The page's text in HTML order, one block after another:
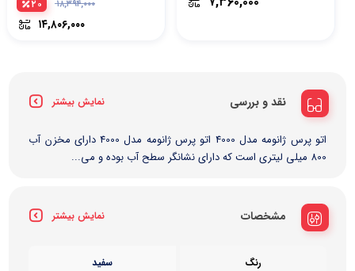
۱۸,۳۹۴,۰۰۰
۱۴,۸۰۶,۰۰۰
۲۰
نقد و بررسی نمایش بیشتر
اتو پرس ژانومه مدل 4000 اتو پرس ژانومه مدل 4000 دارای مخزن آب
800 میلی لیتری است که دارای نشانگر سطح آب بوده و می...
مشخصات نمایش بیشتر
رنگ سفید